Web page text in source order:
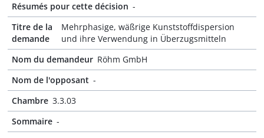
Résumés pour cette décision -
Titre de la
demande
Mehrphasige, wäßrige Kunststoffdispersion
und ihre Verwendung in Überzugsmitteln
Nom du demandeur Röhm GmbH
Nom de l'opposant -
Chambre 3.3.03
Sommaire -